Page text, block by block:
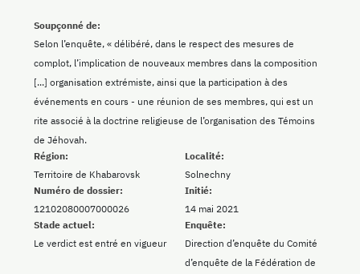
Région:
Territoire de Khabarovsk
Localité:
Solnechny
Soupçonné de:
Selon l’enquête, « délibéré, dans le respect des mesures de
complot, l’implication de nouveaux membres dans la composition
[...] organisation extrémiste, ainsi que la participation à des
événements en cours - une réunion de ses membres, qui est un
rite associé à la doctrine religieuse de l’organisation des Témoins
de Jéhovah.
Numéro de dossier:
12102080007000026
Initié:
14 mai 2021
Stade actuel:
Le verdict est entré en vigueur
Enquête:
Direction d’enquête du Comité
d’enquête de la Fédération de